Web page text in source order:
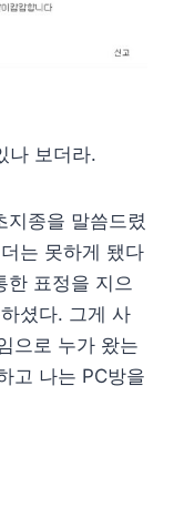
나 보더라.
지종을 말씀드렸
는 못하게 됐다
한 표정을 지으
셨다. 그게 사
으로 누가 왔는
고 나는 PC방을